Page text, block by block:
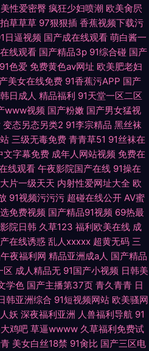
性爱密臀 疯狂少妇喷潮 欧美肏屄
草草草 97狠狠插 香蕉视频下载污
日逼视频 国产成在线观看 萌白酱一
线观看 国产精品3p 91综合碰 国产
91色爱 免费黄色av网址 欧美肥老妇
美女在线免费 91香蕉污APP 国产
韩日成人 精品福利 91天堂一区二区
www视频 国产粉嫩 国产男女猛视
变态另态另类2 91李宗精品 黑丝袜
三级无毒免费 青青草51 91丝袜在
文字幕免费 成年人网站视频 免费在
线观看 午夜影院国产在线 91操在
片一级天天 内射性爱网址大全 欧
91视频污污污 超碰在线公开 AV蜜
免费视频 国产精品91视频 69热最
院日韩 久草123 福利欧美在线 成
在线诱惑 乱人xxxxx 超黄无码 三
夜福利网 精品亚洲成a人 国产精品
区 成人精品无 91国产小视频 日韩美
学色 国产主播第37页 青久青青 日
韩亚洲综合 91短视频网站 欧美骚网
妖 深夜福利亚洲 人兽福利导航 91
鸡吧 草逼wwww 久草福利免费试
美女白丝18禁 91肏比 国产三区电